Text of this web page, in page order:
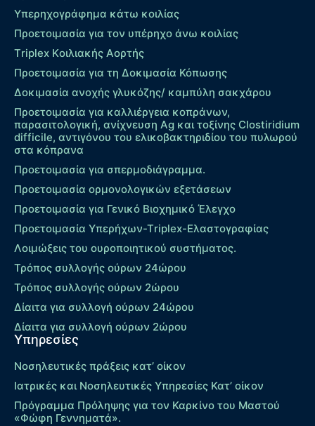
Υπερηχογράφημα κάτω κοιλίας
Προετοιμασία για τον υπέρηχο άνω κοιλίας
Τriplex Kοιλιακής Αορτής
Προετοιμασία για τη Δοκιμασία Κόπωσης
Δοκιμασία ανοχής γλυκόζης/ καμπύλη σακχάρου
Προετοιμασία για καλλιέργεια κοπράνων,
παρασιτολογική, ανίχνευση Ag και τοξίνης Clostiridium
difficile, αντιγόνου του ελικοβακτηριδίου του πυλωρού
στα κόπρανα
Προετοιμασία για σπερμοδιάγραμμα.
Προετοιμασία ορμονολογικών εξετάσεων
Προετοιμασία για Γενικό Βιοχημικό Έλεγχο
Προετοιμασία Υπερήχων-Τriplex-Ελαστογραφίας
Λοιμώξεις του ουροποιητικού συστήματος.
Τρόπος συλλογής ούρων 24ώρου
Τρόπος συλλογής ούρων 2ώρου
Δίαιτα για συλλογή ούρων 24ώρου
Δίαιτα για συλλογή ούρων 2ώρου
Υπηρεσίες
Νοσηλευτικές πράξεις κατ’ οίκον
Ιατρικές και Νοσηλευτικές Υπηρεσίες Κατ’ οίκον
Πρόγραμμα Πρόληψης για τον Καρκίνο του Μαστού
«Φώφη Γεννηματά».